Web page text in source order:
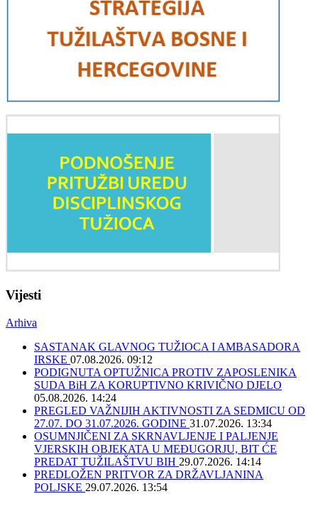
Vijesti
Arhiva
SASTANAK GLAVNOG TUŽIOCA I AMBASADORA
IRSKE 07.08.2026. 09:12
PODIGNUTA OPTUŽNICA PROTIV ZAPOSLENIKA
SUDA BiH ZA KORUPTIVNO KRIVIČNO DJELO
05.08.2026. 14:24
PREGLED VAŽNIJIH AKTIVNOSTI ZA SEDMICU OD
27.07. DO 31.07.2026. GODINE 31.07.2026. 13:34
OSUMNJIČENI ZA SKRNAVLJENJE I PALJENJE
VJERSKIH OBJEKATA U MEĐUGORJU, BIT ĆE
PREDAT TUŽILAŠTVU BIH 29.07.2026. 14:14
PREDLOŽEN PRITVOR ZA DRŽAVLJANINA
POLJSKE 29.07.2026. 13:54